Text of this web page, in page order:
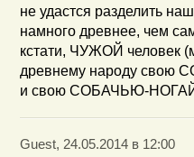
не удастся разделить
намного древнее, чем
кстати, ЧУЖОЙ человек
древнему народу
и свою СОБАЧЬЮ-
Guest, 24.05.2014 в 12:00